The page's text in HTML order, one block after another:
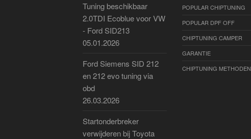
Tuning beschikbaar
2.0TDI Ecoblue voor VW
- Ford SID213
05.01.2026
Ford Siemens SID 212
en 212 evo tuning via
obd
26.03.2026
Startonderbreker
verwijderen bij Toyota
POPULAR CHIPTUNING
POPULAR DPF OFF
CHIPTUNING CAMPER
GARANTIE
CHIPTUNING METHODEN